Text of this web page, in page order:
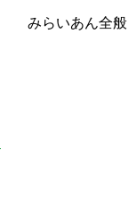
みらいあん全般